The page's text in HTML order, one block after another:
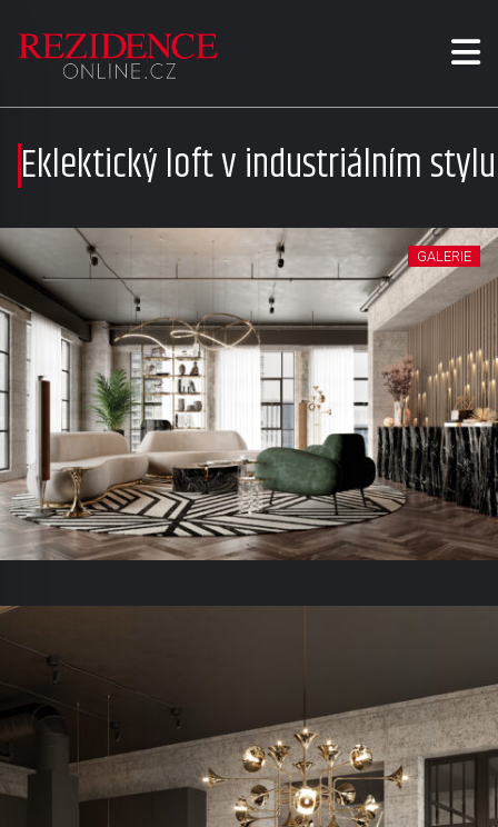
Eklektický loft v industriálním stylu
GALERIE